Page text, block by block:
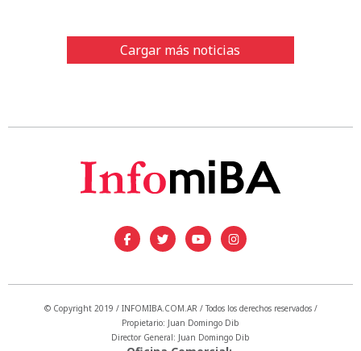
Cargar más noticias
© Copyright 2019 / INFOMIBA.COM.AR / Todos los derechos reservados /
Propietario: Juan Domingo Dib
Director General: Juan Domingo Dib